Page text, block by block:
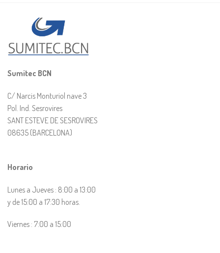
Sumitec BCN
C/ Narcis Monturiol nave 3
Pol. Ind. Sesrovires
SANT ESTEVE DE SESROVIRES
08635 (BARCELONA)
Horario
Lunes a Jueves : 8:00 a 13:00
y de 15:00 a 17:30 horas.
Viernes : 7:00 a 15:00